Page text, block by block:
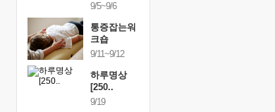
9/5~9/6
통증잡는워
크숍
9/11~9/12
하루명상
[250..
9/19